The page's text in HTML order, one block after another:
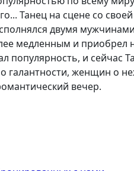
Танец на сцене со
двумя
медленным и приобрел
популярность, и сейчас
галантности, женщин о
вечер.